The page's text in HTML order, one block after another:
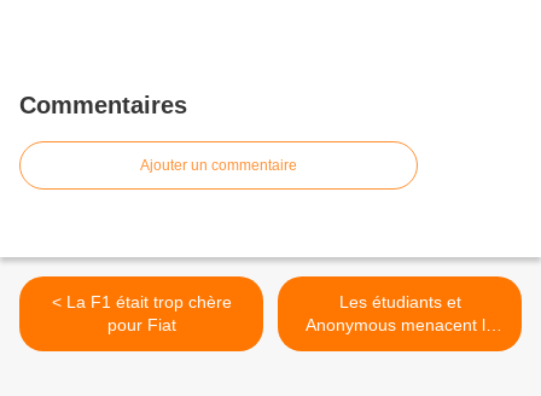
Commentaires
Ajouter un commentaire
< La F1 était trop chère
pour Fiat
Les étudiants et
Anonymous menacent le
Grand-Prix de Montréal >